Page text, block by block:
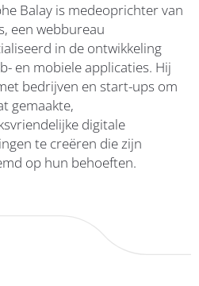
Balay is medeoprichter van
een webbureau
in de ontwikkeling
en mobiele applicaties. Hij
bedrijven en start-ups om
gemaakte,
digitale
te creëren die zijn
op hun behoeften.